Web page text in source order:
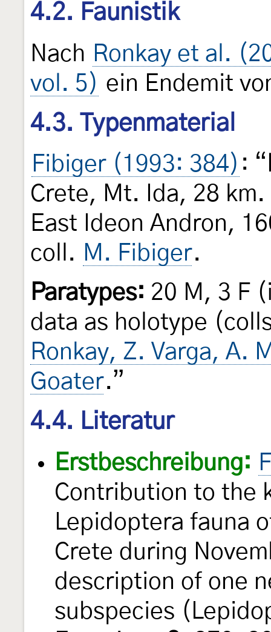
4.2. Faunistik
Nach Ronkay et al.
vol. 5) ein Endemit
4.3. Typenmaterial
Fibiger (1993: 384) : “
Crete, Mt. Ida, 28
East Ideon Andron,
coll. M. Fibiger.
Paratypes: 20 M, 3 F
data as holotype
Ronkay, Z. Varga, A.
Goater.”
4.4. Literatur
Erstbeschreibung:
Contribution to the
Lepidoptera fauna
Crete during
description of one
subspecies